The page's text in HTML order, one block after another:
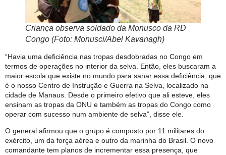
Criança observa soldado da Monusco da RD
Congo (Foto: Monusci/Abel Kavanagh)
“Havia uma deficiência nas tropas desdobradas no Congo em
termos de operações no interior da selva. Então, eles buscaram a
maior escola que existe no mundo para sanar essa deficiência, que
é o nosso Centro de Instrução e Guerra na Selva, localizado na
cidade de Manaus. Desde o primeiro efetivo que ali esteve, eles
ensinam as tropas da ONU e também as tropas do Congo como
operar com sucesso num ambiente de selva”, disse ele.
O general afirmou que o grupo é composto por 11 militares do
exército, um da força aérea e outro da marinha do Brasil. O novo
comandante tem planos de incrementar essa presença, que